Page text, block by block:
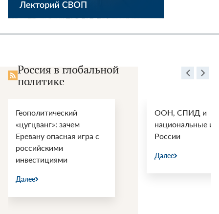
Россия в глобальной
политике
Геополитический
«цугцванг»: зачем
Еревану опасная игра с
российскими
инвестициями
Далее
ООН, СПИД и
национальные
России
Далее